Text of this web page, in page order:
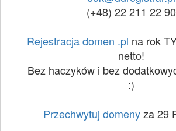
(+48) 22 211 22 90
Rejestracja domen .pl na rok
netto!
Bez haczyków i bez
:)
Przechwytuj domenyza 29